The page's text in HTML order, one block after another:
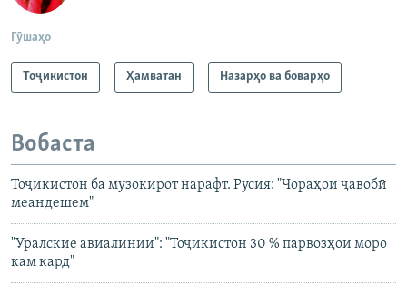
Гӯшаҳо
Тоҷикистон Ҳамватан Назарҳо ва боварҳо
Вобаста
Тоҷикистон ба музокирот нарафт. Русия: "Чораҳои ҷавобӣ
меандешем"
"Уралские авиалинии": "Тоҷикистон 30 % парвозҳои моро
кам кард"